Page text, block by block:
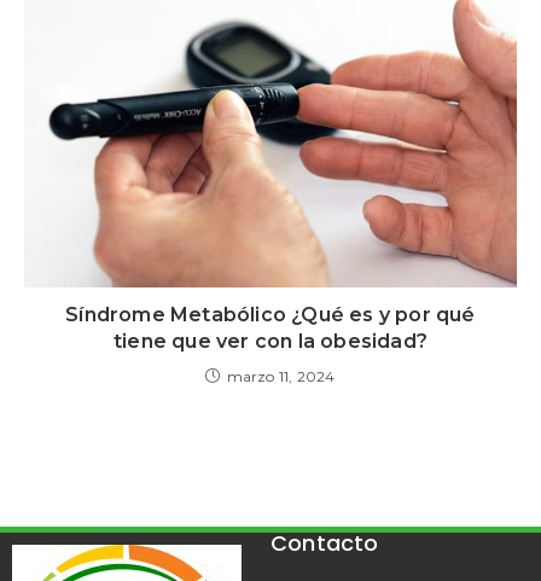
Síndrome Metabólico ¿Qué es y por qué
tiene que ver con la obesidad?
marzo 11, 2024
Contacto